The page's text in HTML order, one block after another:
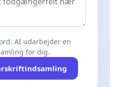
AI udarbejder en
for dig.